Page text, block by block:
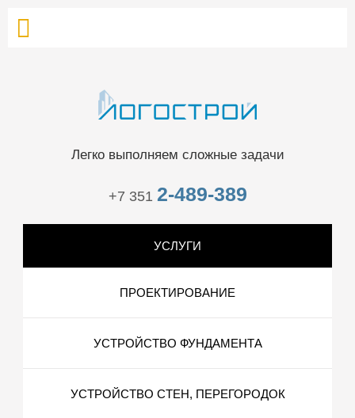
Легко выполняем сложные задачи
+7 351 2-489-389
УСЛУГИ
ПРОЕКТИРОВАНИЕ
УСТРОЙСТВО ФУНДАМЕНТА
УСТРОЙСТВО СТЕН, ПЕРЕГОРОДОК